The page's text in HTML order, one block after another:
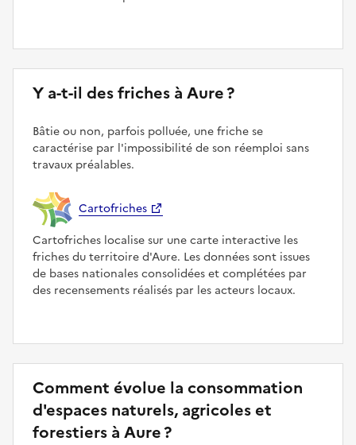
Y a-t-il des friches à Aure ?
Bâtie ou non, parfois polluée, une friche se
caractérise par l'impossibilité de son réemploi sans
travaux préalables.
Cartofriches
Cartofriches localise sur une carte interactive les
friches du territoire d'Aure. Les données sont issues
de bases nationales consolidées et complétées par
des recensements réalisés par les acteurs locaux.
Comment évolue la consommation
d'espaces naturels, agricoles et
forestiers à Aure ?